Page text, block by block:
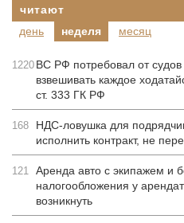
читают
день
неделя месяц
1220 ВС РФ потребовал от
взвешивать каждое
ст. 333 ГК РФ
168
НДС-ловушка для
исполнить контракт, не
121 Аренда авто с экипажем и
налогообложения у
возникнуть